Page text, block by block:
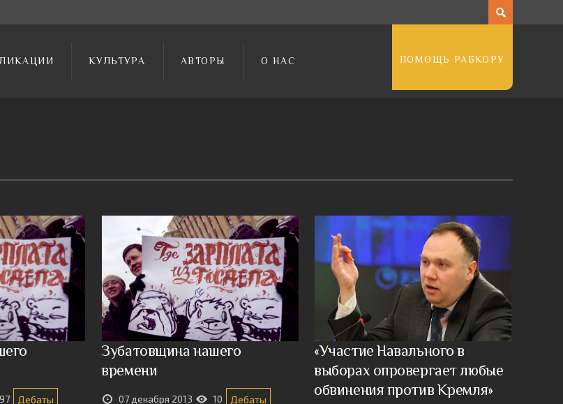
КУЛЬТУРА АВТОРЫ О НАС ПОМОЩЬ РАБКОРУ
97 Дебаты
Зубатовщина нашего
времени
07 декабря 2013 10 Дебаты
«Участие Навального в
выборах опровергает любые
обвинения против Кремля»